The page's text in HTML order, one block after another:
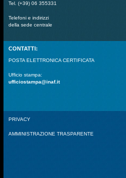
Tel. (+39) 06 355331
Telefoni e indirizzi
della sede centrale
CONTATTI:
POSTA ELETTRONICA CERTIFICATA
Ufficio stampa:
ufficiostampa@inaf.it
PRIVACY
AMMINISTRAZIONE TRASPARENTE